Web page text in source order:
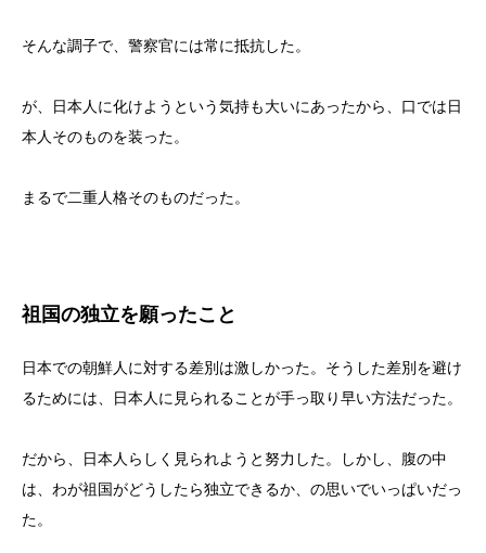
そんな調子で、警察官には常に抵抗した。
が、日本人に化けようという気持も大いにあったから、口では日
本人そのものを装った。
まるで二重人格そのものだった。
祖国の独立を願ったこと
日本での朝鮮人に対する差別は激しかった。そうした差別を避け
るためには、日本人に見られることが手っ取り早い方法だった。
だから、日本人らしく見られようと努力した。しかし、腹の中
は、わが祖国がどうしたら独立できるか、の思いでいっぱいだっ
た。